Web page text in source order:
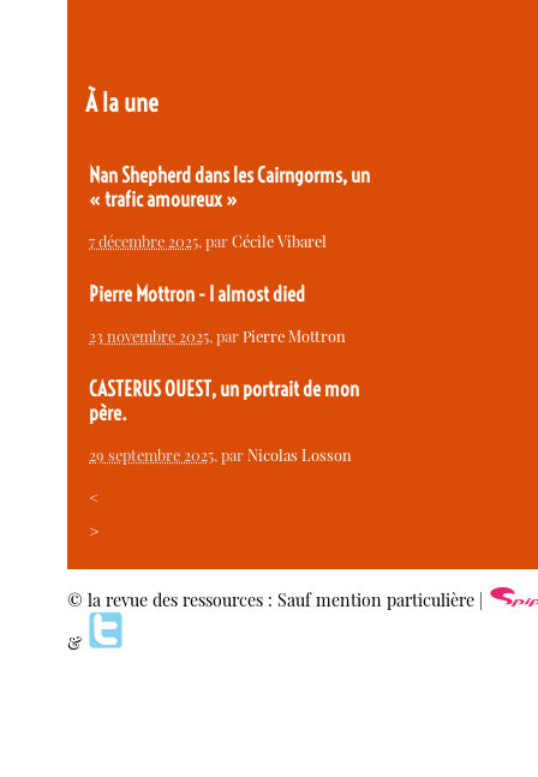
À la une
Nan Shepherd dans les Cairngorms, un
« trafic amoureux »
7 décembre 2025, parCécile Vibarel
Pierre Mottron - I almost died
23 novembre 2025, parPierre Mottron
CASTERUS OUEST, un portrait de mon
père.
29 septembre 2025, parNicolas Losson
<
>
© la revue des ressources : Sauf mention particulière |
&